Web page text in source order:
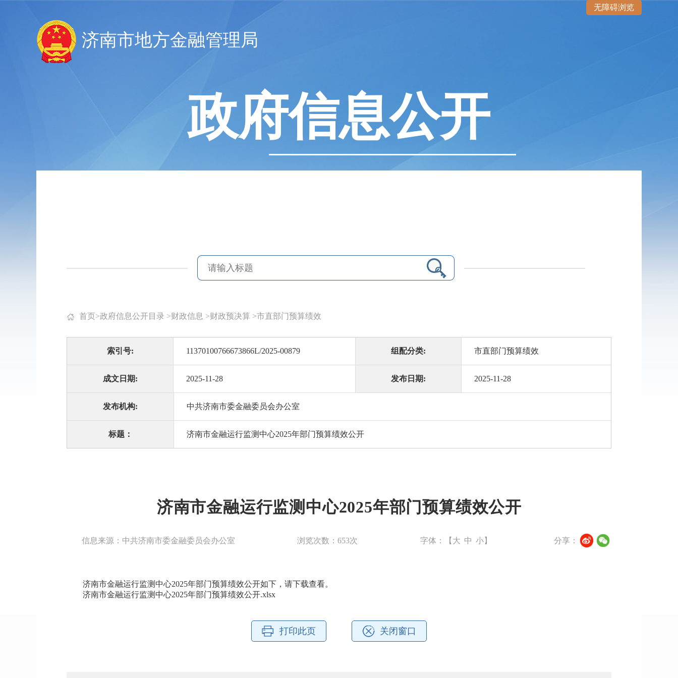
无障碍浏览
济南市地方金融管理局
政府信息公开
首页>政府信息公开目录 >财政信息 >财政预决算 >市直部门预算绩效
索引号: 11370100766673866L/2025-00879 组配分类: 市直部门预算绩效
成文日期: 2025-11-28 发布日期: 2025-11-28
发布机构: 中共济南市委金融委员会办公室
标题： 济南市金融运行监测中心2025年部门预算绩效公开
济南市金融运行监测中心2025年部门预算绩效公开
信息来源：中共济南市委金融委员会办公室 浏览次数：653次 字体：【 大 中 小】 分享：
济南市金融运行监测中心2025年部门预算绩效公开如下，请下载查看。
济南市金融运行监测中心2025年部门预算绩效公开.xlsx
打印此页 关闭窗口